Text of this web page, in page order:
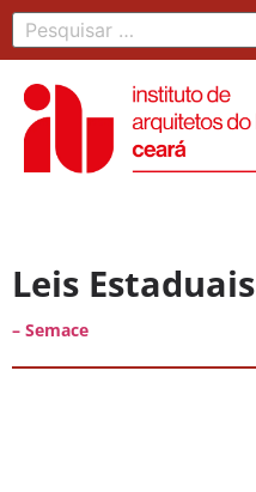
Leis Estaduais
– Semace